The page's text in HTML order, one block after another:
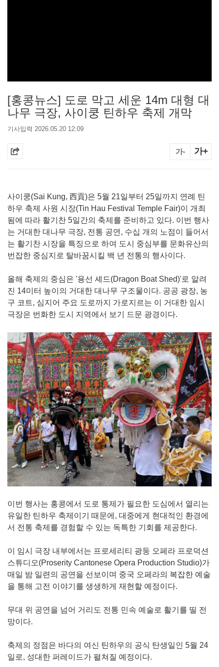
[홍콩뉴스] 도로 막고 세운 14m 대형 대
나무 극장, 사이쿵 틴하우 축제 개막
기사입력 2026.05.20 12:09
가- 가+
사이쿵(Sai Kung, 西貢)은 5월 21일부터 25일까지 연례 틴
하우 축제 사원 시장(Tin Hau Festival Temple Fair)이 개최
됨에 따라 활기찬 5일간의 축제를 준비하고 있다. 이번 행사
는 거대한 대나무 극장, 전통 공연, 수십 개의 노점이 들어서
는 활기찬 시장을 특징으로 하여 도시 중심부를 문화유산의
번잡한 중심지로 탈바꿈시킬 백 년 전통의 행사이다.
올해 축제의 중심은 '용선 셰드(Dragon Boat Shed)'로 알려
진 14미터 높이의 거대한 대나무 구조물이다. 공공 광장, 농
구 코트, 심지어 주요 도로까지 가로지르는 이 거대한 임시
극장은 번화한 도시 지역에서 보기 드문 광경이다.
이번 행사는 홍콩에서 도로 통제가 필요한 도심에서 열리는
유일한 틴하우 축제이기 때문에, 대중에게 현대적인 환경에
서 전통 축제를 경험할 수 있는 독특한 기회를 제공한다.
이 임시 극장 내부에서는 프로세리티 광둥 오페라 프로덕션
스튜디오(Proserity Cantonese Opera Production Studio)가
매일 밤 일련의 공연을 선보이며 중국 오페라의 복잡한 예술
을 통해 고전 이야기를 생생하게 재현할 예정이다.
무대 위 공연을 넘어 거리도 전통 민속 예술로 활기를 띨 전
망이다.
축제의 정점은 바다의 여신 틴하우의 공식 탄생일인 5월 24
일로, 성대한 퍼레이드가 펼쳐질 예정이다.